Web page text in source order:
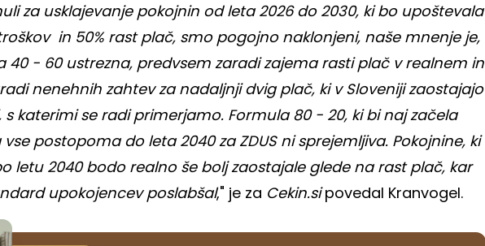
za usklajevanje pokojnin od leta 2026 do 2030, ki bo upoštevala
in 50% rast plač, smo pogojno naklonjeni, naše mnenje je,
40 - 60 ustrezna, predvsem zaradi zajema rasti plač v realnem in
nenehnih zahtev za nadaljnji dvig plač, ki v Sloveniji zaostajajo
katerimi se radi primerjamo. Formula 80 - 20, ki bi naj začela
postopoma do leta 2040 za ZDUS ni sprejemljiva. Pokojnine, ki
letu 2040 bodo realno še bolj zaostajale glede na rast plač, kar
upokojencev poslabšal," je za Cekin.sipovedal Kranvogel.